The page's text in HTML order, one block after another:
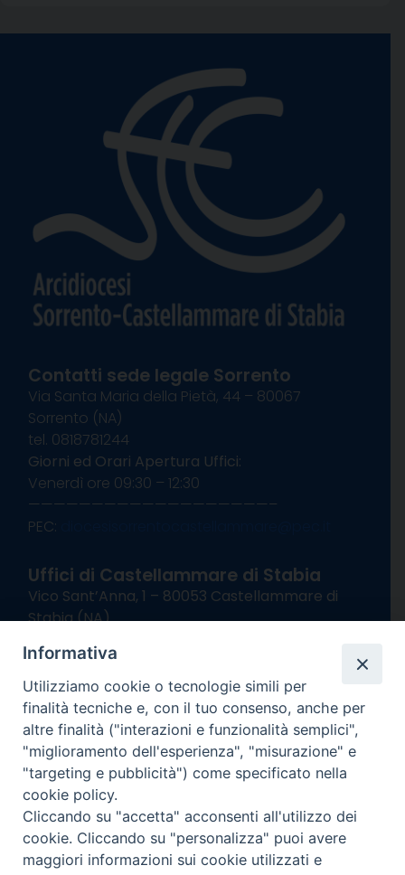
Contatti sede legale Sorrento
Via Santa Maria della Pietà, 44 – 80067
Sorrento (NA)
tel. 0818781244
Giorni ed Orari Apertura Uffici:
Venerdì ore 09:30 – 12:30
———————————————————–
PEC:
Uffici di Castellammare di Stabia
Vico Sant’Anna, 1 – 80053 Castellammare di
Stabia (NA)
Giorni ed Orari Apertura Uffici:
Lunedì e Mercoledì ore 09:00 – 13:00
Uffici Matrimoni:
Lunedì e Mercoledì ore 09:30 – 12:30
seguici su
Channel
Informativa Privacy
Informativa
Utilizziamo cookie o tecnologie simili per
finalità tecniche e, con il tuo consenso, anche per
altre finalità ("interazioni e funzionalità semplici",
"miglioramento dell'esperienza", "misurazione" e
"targeting e pubblicità") come specificato nella
cookie policy.
Cliccando su "accetta" acconsenti all'utilizzo dei
cookie. Cliccando su "personalizza" puoi avere
maggiori informazioni sui cookie utilizzati e